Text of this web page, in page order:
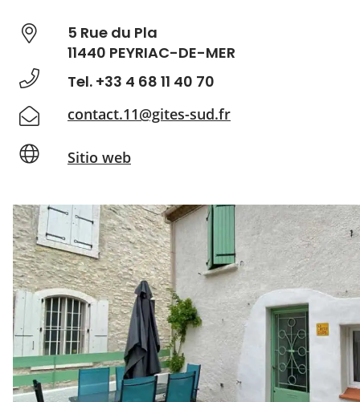
5 Rue du Pla
11440 PEYRIAC-DE-MER
Tel. +33 4 68 11 40 70
contact.11@gites-sud.fr
Sitio web